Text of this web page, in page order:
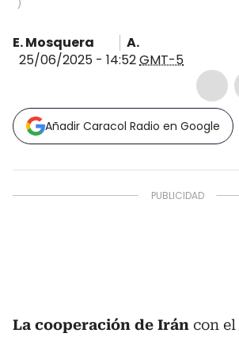
)
E. Mosquera
A.
25/06/2025 - 14:52GMT-5
Añadir Caracol Radio en Google
La cooperación de Irán con el